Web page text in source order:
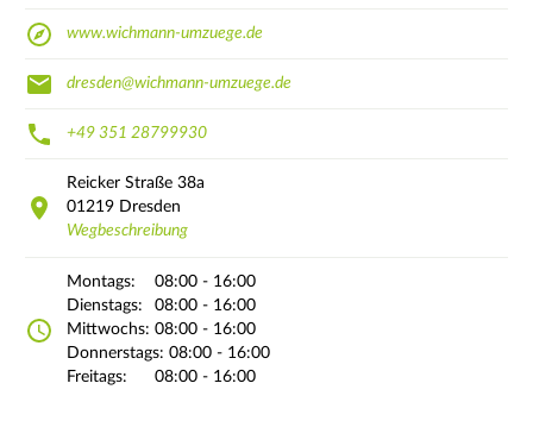
www.wichmann-umzuege.de
dresden@wichmann-umzuege.de
+49 351 28799930
Reicker Straße 38a
01219 Dresden
Wegbeschreibung
Montags:
08:00 - 16:00
Dienstags:
08:00 - 16:00
Mittwochs: 08:00 - 16:00
Donnerstags: 08:00 - 16:00
Freitags:
08:00 - 16:00